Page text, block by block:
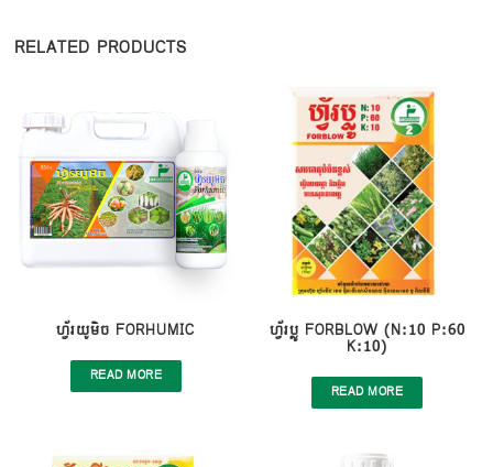
RELATED PRODUCTS
ហ្វ័រយូមិច FORHUMIC
READ MORE
ហ្វ័រប្លូ FORBLOW (N:10 P:60
K:10)
READ MORE